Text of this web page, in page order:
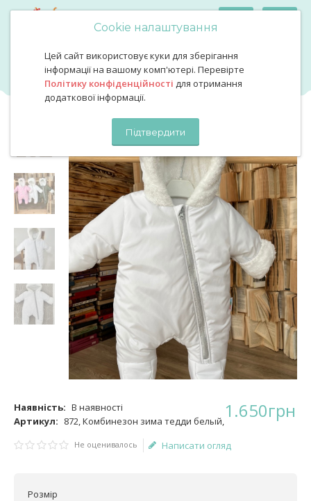
Cookie налаштування
Цей сайт використовує куки для зберігання
інформації на вашому комп'ютері. Перевірте
Політику конфіденційності для отримання
додаткової інформації.
Підтвердити
Комбінезон зима тедді білий
Комбінезон зима тедді білий
Наявність: В наявності
Артикул: 872, Комбинезон зима тедди белый,1.650грн
Не оценивалось Написати огляд
Розмір